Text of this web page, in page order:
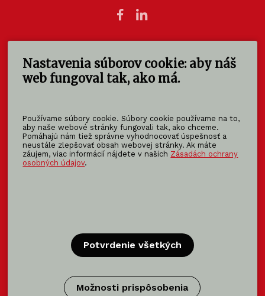
Nastavenia súborov cookie: aby náš
web fungoval tak, ako má.
Používame súbory cookie. Súbory cookie používame na to,
aby naše webové stránky fungovali tak, ako chceme.
Pomáhajú nám tiež správne vyhodnocovať úspešnosť a
neustále zlepšovať obsah webovej stránky. Ak máte
záujem, viac informácií nájdete v našich Zásadách ochrany
osobných údajov.
Potvrdenie všetkých
Možnosti prispôsobenia
KOMA SLOVAKIA s.r.o.
Štúrova 140
949 01 Nitra - Mlynárce
info@koma-slovakia.sk
+ 421 37 6518 325
Patríme do rodiny KOMA FAMILY